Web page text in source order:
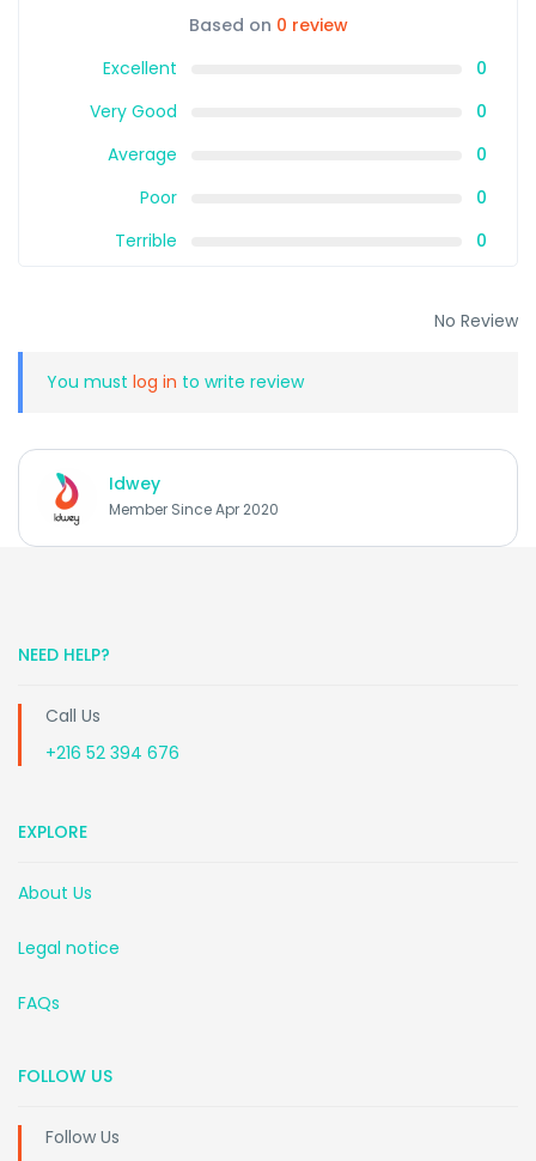
Based on 0 review
Excellent
0
Very Good
0
Average
0
Poor
0
Terrible
0
No Review
You must log in to write review
Idwey
Member Since Apr 2020
NEED HELP?
Call Us
+216 52 394 676
EXPLORE
About Us
Legal notice
FAQs
FOLLOW US
Follow Us